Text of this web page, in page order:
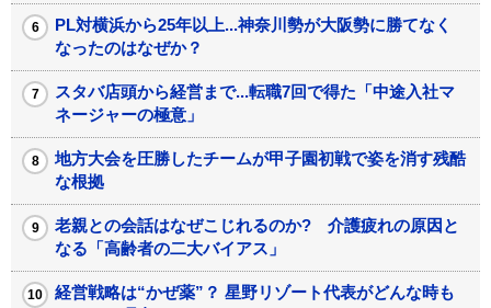
PL対横浜から25年以上...神奈川勢が大阪勢に勝てなく
なったのはなぜか？
スタバ店頭から経営まで...転職7回で得た「中途入社マ
ネージャーの極意」
地方大会を圧勝したチームが甲子園初戦で姿を消す残酷
な根拠
老親との会話はなぜこじれるのか? 介護疲れの原因と
なる「高齢者の二大バイアス」
経営戦略は“かぜ薬”？ 星野リゾート代表がどんな時も